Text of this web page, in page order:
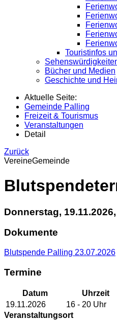
Touristinfos
Bücher und Medien
Geschichte und
Aktuelle Seite:
Gemeinde Palling
Freizeit & Tourismus
Veranstaltungen
Detail
Zurück
VereineGemeinde
Donnerstag,
Dokumente
Blutspende Palling 23.07.2026
Termine
Datum Uhrzeit
19.11.2026
16 ‐ 20 Uhr
Veranstaltungsort